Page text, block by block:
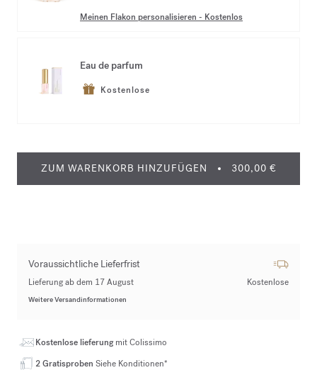
Meinen Flakon personalisieren - Kostenlos
Eau de parfum
Kostenlose
ZUM WARENKORB HINZUFÜGEN 300,00 €
Voraussichtliche Lieferfrist
Lieferung ab dem 17 August Kostenlose
Weitere Versandinformationen
Kostenlose lieferungmit Colissimo
2 Gratisproben Siehe Konditionen*